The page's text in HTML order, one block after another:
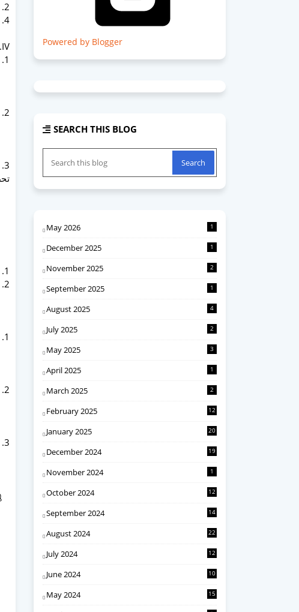
2. قال من ذكركم بالله رؤيته وزاد في علمكم منطقه وذكركم بالآخرة عمله
4. اكرمكم عند الله اتقاكم
IV.
1. نُصرة الله ، وحفظه ، والنجاة من النار ، والتخلص الشدائد ، وحصول الرزق من حيث لا يحتسب .
2. صلى الله عليه عشر وتغفر ذنوب المصلين وترفع درجاتهم.
1. تقوى الاله مداركل سعادة * وتباع اهوى رأس شرحبائلا
2. إذا كنت في قـوم فصاحب خيارهم * ولا تصحب الاردي فتردى مع الردى
1. هي عبارة عن امتثال أوامر الله تعالى واجتناب نواهيه
2. إنك أن تنقل الأحجار مع الابرار خير لك من أن تأكل الخبيص مع الفجار
3. والصلاة من الله الرحمة المقرونة بالتعظيم
Powered by Blogger
SEARCH THIS BLOG
May 2026 1
December 2025 1
November 2025 2
September 2025 1
August 2025 4
July 2025 2
May 2025 3
April 2025 1
March 2025 2
February 2025 12
January 2025 20
December 2024 19
November 2024 1
October 2024 12
September 2024 14
August 2024 22
July 2024 12
June 2024 10
May 2024 15